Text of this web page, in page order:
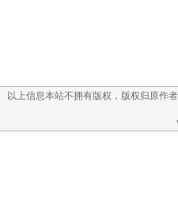
以上信息本站不拥有版权，版权归原作